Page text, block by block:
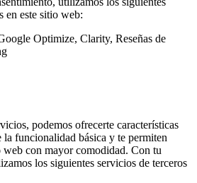
en este sitio web:
Optimize, Clarity, Reseñas de
podemos ofrecerte características
la funcionalidad básica y te permiten
con mayor comodidad. Con tu
los siguientes servicios de terceros